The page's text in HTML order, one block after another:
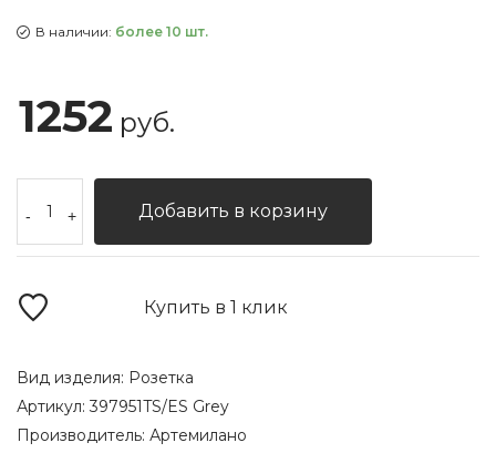
В наличии: более 10 шт.
1252 руб.
- + Добавить в корзину
Купить в 1 клик
Вид изделия: Розетка
Артикул:397951TS/ES Grey
Производитель: Артемилано